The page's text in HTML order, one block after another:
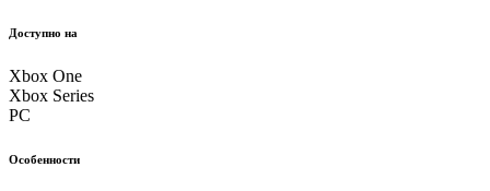
Доступно на
Xbox One
Xbox Series
PC
Особенности